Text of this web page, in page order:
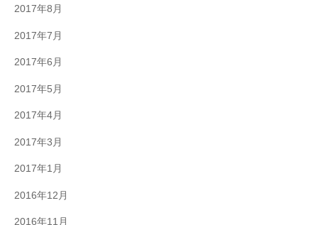
2017年8月
2017年7月
2017年6月
2017年5月
2017年4月
2017年3月
2017年1月
2016年12月
2016年11月